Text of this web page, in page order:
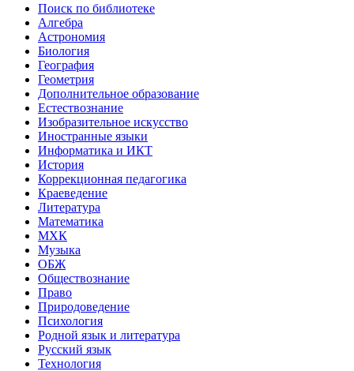
Поиск по библиотеке
Алгебра
Астрономия
Биология
География
Геометрия
Дополнительное образование
Естествознание
Изобразительное искусство
Иностранные языки
Информатика и ИКТ
История
Коррекционная педагогика
Краеведение
Литература
Математика
МХК
Музыка
ОБЖ
Обществознание
Право
Природоведение
Психология
Родной язык и литература
Русский язык
Технология